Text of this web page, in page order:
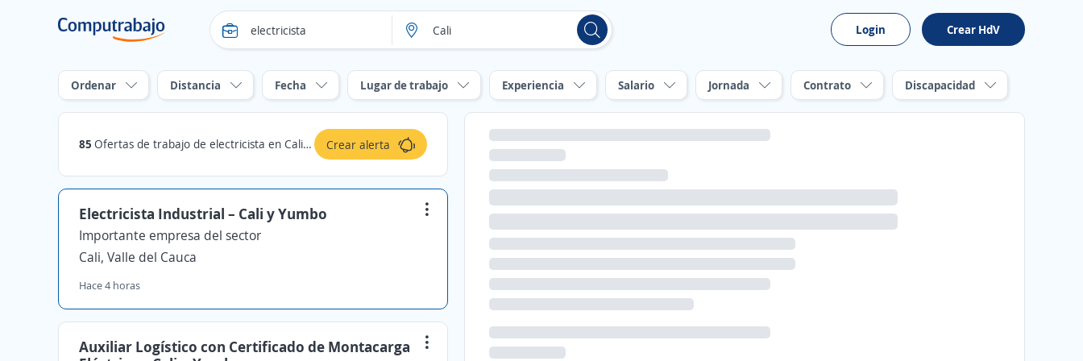
Login Crear HdV
Ordenar Distancia Fecha Lugar de trabajo Experiencia Salario Jornada Contrato Discapacidad
85 Ofertas de trabajo de electricista en Cali, Valle del Cauca Crear alerta
Electricista Industrial – Cali y Yumbo
Importante empresa del sector
Cali, Valle del Cauca
Hace 4 horas
Auxiliar Logístico con Certificado de Montacarga